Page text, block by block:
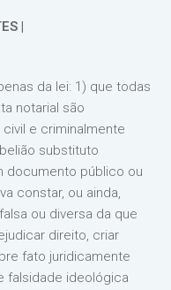
|
da lei: 1) que todas
notarial são
e criminalmente
substituto
documento público ou
constar, ou ainda,
ou diversa da que
direito, criar
fato juridicamente
falsidade ideológica